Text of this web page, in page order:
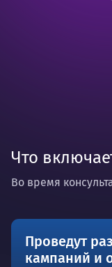
Что
Во время
Проведут
кампаний и